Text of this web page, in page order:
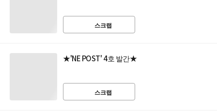
스크랩
★'NE POST' 4호 발간★
스크랩